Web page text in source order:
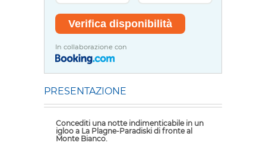
In collaborazione con
PRESENTAZIONE
Concediti una notte indimenticabile in un
igloo a La Plagne-Paradiski di fronte al
Monte Bianco.